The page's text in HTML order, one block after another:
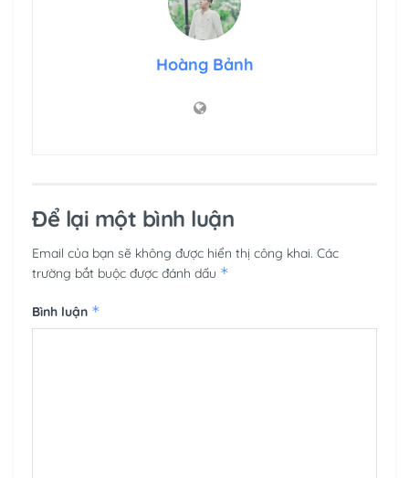
Hoàng Bảnh
Để lại một bình luận
Email của bạn sẽ không được hiển thị công khai. Các
trường bắt buộc được đánh dấu *
Bình luận *